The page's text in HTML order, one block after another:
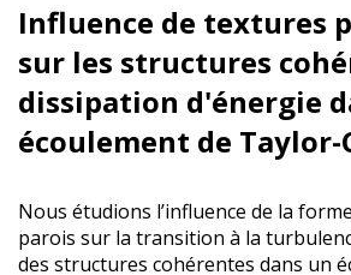
Influence de textures
sur les structures
dissipation d'énergie
écoulement de
Nous étudions l’influence de la
parois sur la transition à la
des structures cohérentes dans un